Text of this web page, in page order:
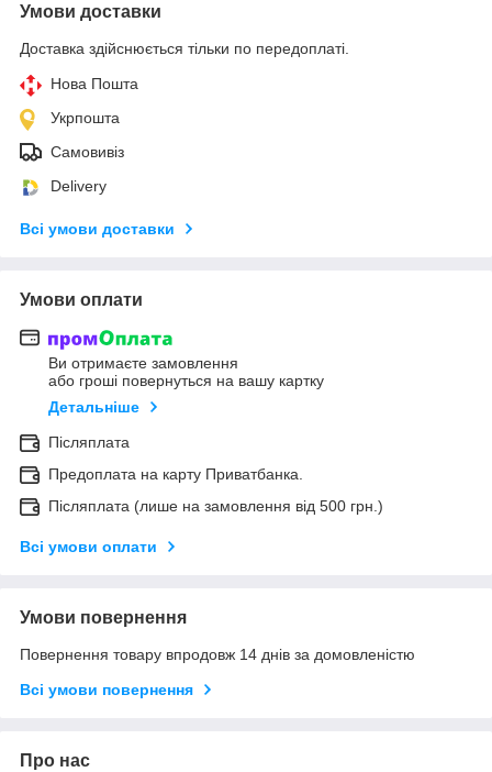
Умови доставки
Доставка здійснюється тільки по передоплаті.
Нова Пошта
Укрпошта
Самовивіз
Delivery
Всі умови доставки
Умови оплати
Ви отримаєте замовлення
або гроші повернуться на вашу картку
Детальніше
Післяплата
Предоплата на карту Приватбанка.
Післяплата (лише на замовлення від 500 грн.)
Всі умови оплати
Умови повернення
Повернення товару впродовж 14 днів за домовленістю
Всі умови повернення
Про нас